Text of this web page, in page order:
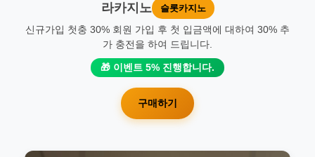
라카지노 슬롯카지노
신규가입 첫충 30% 회원 가입 후 첫 입금액에 대하여 30% 추
가 충전을 하여 드립니다.
🎁 이벤트 5% 진행합니다.
구매하기